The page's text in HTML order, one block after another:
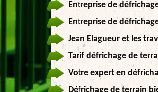
Entreprise de
Entreprise de
Jean Elagueur et les
Tarif défrichage de
Votre expert en
Défrichage de terrain